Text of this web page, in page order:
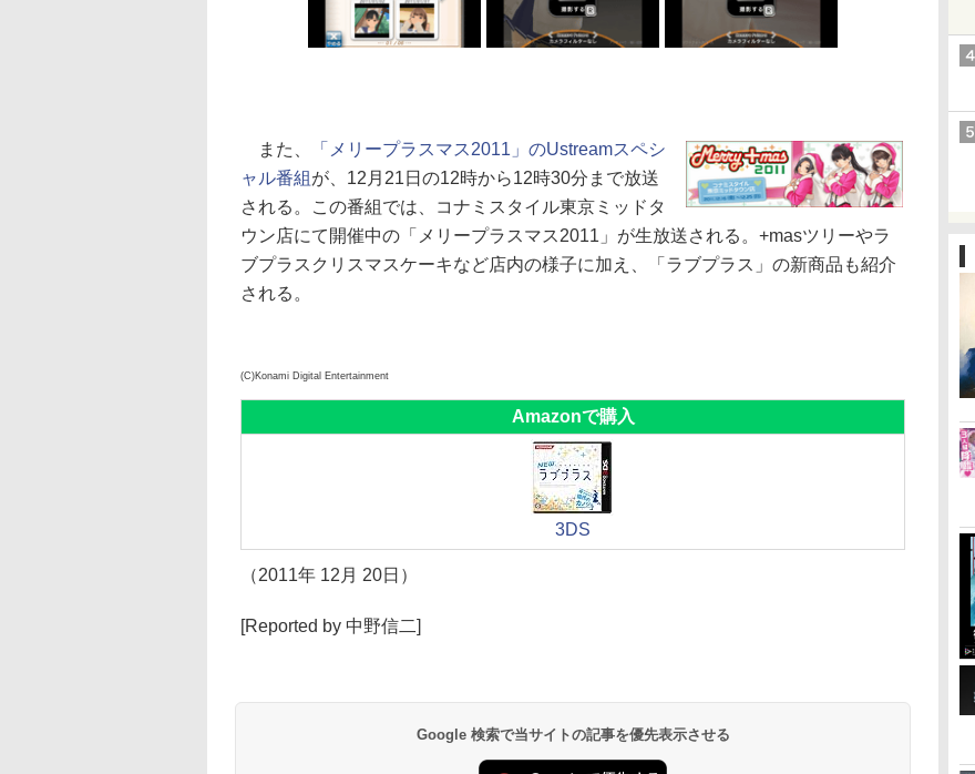
また、
「メリープラスマス2011」のUstreamスペシ
ャル番組 が、12月21日の12時から12時30分まで放送
される。この番組では、コナミスタイル東京ミッドタ
ウン店にて開催中の「メリープラスマス2011」が生放送される。+masツリーやラ
ブプラスクリスマスケーキなど店内の様子に加え、「ラブプラス」の新商品も紹介
される。
(C)Konami Digital Entertainment
Amazonで購入
3DS
（2011年 12月 20日）
[Reported by 中野信二]
Google 検索で当サイトの記事を優先表示させる